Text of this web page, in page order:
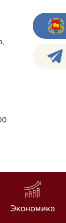
Экономика